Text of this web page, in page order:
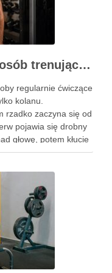
Ciasnota podbarkowa u osób trenujących – kiedy bark przestaje wybaczać błędy na siłowni
regularnie ćwiczące
kolanu.
rzadko zaczyna się od
pojawia się drobny
głowę, potem kłucie
ból budzi w